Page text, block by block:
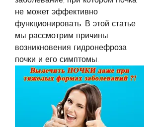
не может эффективно
функционировать. В этой статье
мы рассмотрим причины
возникновения гидронефроза
почки и его симптомы.